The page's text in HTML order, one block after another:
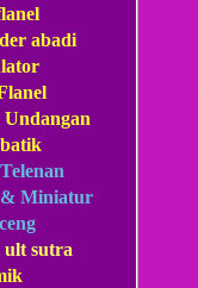
abadi
Miniatur
ult sutra